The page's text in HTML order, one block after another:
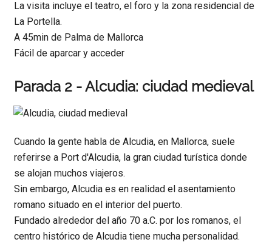
La visita incluye el teatro, el foro y la zona residencial de
La Portella.
A 45min de Palma de Mallorca
Fácil de aparcar y acceder
Parada 2 - Alcudia: ciudad medieval
Cuando la gente habla de Alcudia, en Mallorca, suele
referirse a Port d'Alcudia, la gran ciudad turística donde
se alojan muchos viajeros.
Sin embargo, Alcudia es en realidad el asentamiento
romano situado en el interior del puerto.
Fundado alrededor del año 70 a.C. por los romanos, el
centro histórico de Alcudia tiene mucha personalidad.